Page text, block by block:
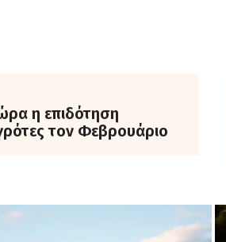
η επιδότηση
τον Φεβρουάριο